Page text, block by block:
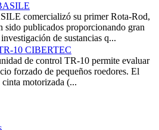
comercializó su primer Rota-Rod,
sido publicados proporcionando gran
de sustancias q...
10 CIBERTEC
de control TR-10 permite evaluar
forzado de pequeños roedores. El
motorizada (...